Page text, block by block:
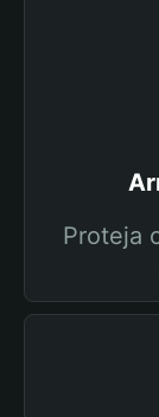
Proteja